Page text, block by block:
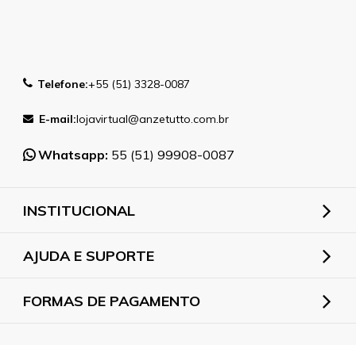
Telefone:+55 (51) 3328-0087
E-mail:lojavirtual@anzetutto.com.br
Whatsapp: 55 (51) 99908-0087
INSTITUCIONAL
AJUDA E SUPORTE
FORMAS DE PAGAMENTO